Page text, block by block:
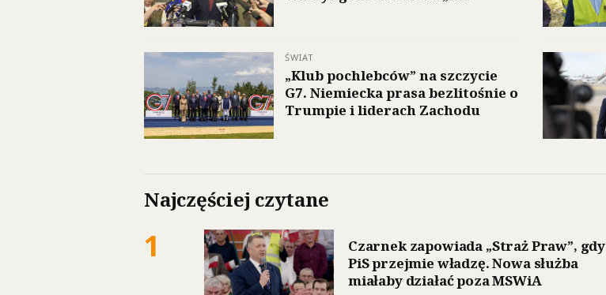
ŚWIAT
„Klub pochlebców” na szczycie
G7. Niemiecka prasa bezlitośnie o
Trumpie i liderach Zachodu
Najczęściej czytane
1
Czarnek zapowiada „Straż Praw”, gdy
PiS przejmie władzę. Nowa służba
miałaby działać poza MSWiA